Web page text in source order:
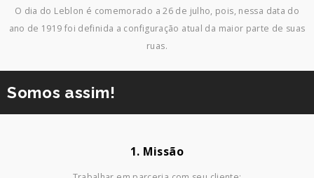
O dia do Leblon é comemorado a 26 de julho, pois, nessa data do
ano de 1919 foi definida a configuração atual da maior parte de suas
ruas.
Somos assim!
1. Missão